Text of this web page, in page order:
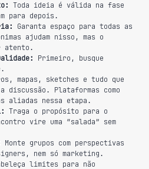
Toda ideia é válida na fase
para depois.
Garanta espaço para todas as
ajudam nisso, mas o
Primeiro, busque
mapas, sketches e tudo que
discussão. Plataformas como
aliadas nessa etapa.
Traga o propósito para o
vire uma “salada” sem
Monte grupos com perspectivas
nem só marketing.
limites para não